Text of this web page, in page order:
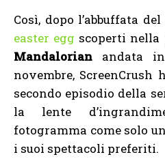
Così, dopo l’abbuffata
easter egg scoperti
Mandalorian andata
novembre,
secondo episodio della
la lente
fotogramma come solo
i suoi spettacoli preferiti.